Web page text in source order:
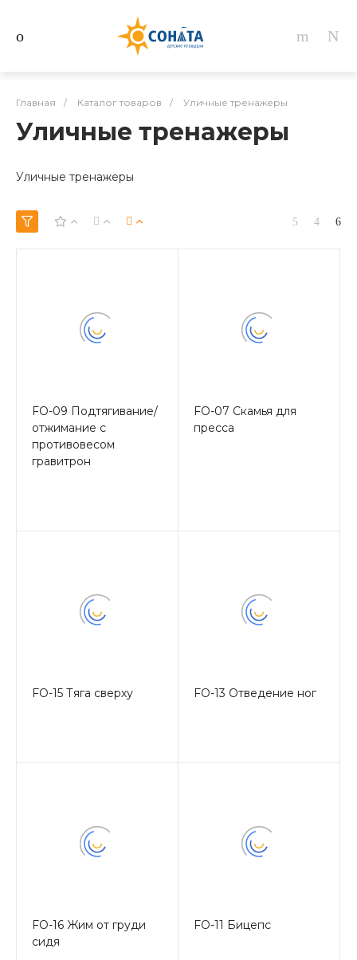
Главная / Каталог товаров / Уличные тренажеры
Уличные тренажеры
Уличные тренажеры
FO-09 Подтягивание/
отжимание с
противовесом
гравитрон
FO-07 Скамья для
пресса
FO-15 Тяга сверху FO-13 Отведение ног
FO-16 Жим от груди
сидя
FO-11 Бицепс